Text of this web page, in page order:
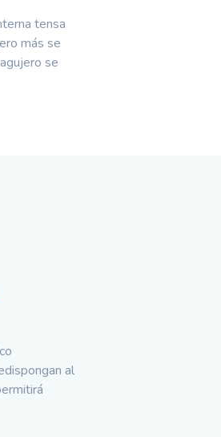
tensa
más se
se
al